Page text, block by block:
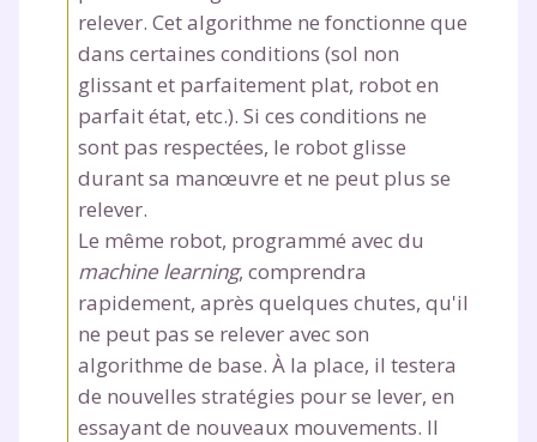
relever. Cet algorithme ne fonctionne que
dans certaines conditions (sol non
glissant et parfaitement plat, robot en
parfait état, etc.). Si ces conditions ne
sont pas respectées, le robot glisse
durant sa manœuvre et ne peut plus se
relever.
Le même robot, programmé avec du
machine learning, comprendra
rapidement, après quelques chutes, qu'il
ne peut pas se relever avec son
algorithme de base. À la place, il testera
de nouvelles stratégies pour se lever, en
essayant de nouveaux mouvements. Il